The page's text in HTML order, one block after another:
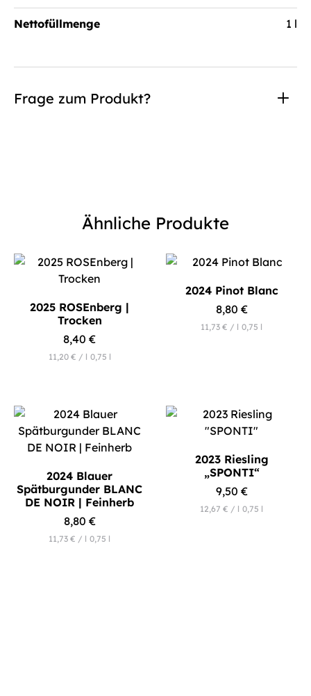
Nettofüllmenge 1 l
Frage zum Produkt?
Ähnliche Produkte
2025 ROSEnberg |
Trocken
8,40 €
11,20 € / l 0,75 l
2024 Pinot Blanc
8,80 €
11,73 € / l 0,75 l
2024 Blauer
Spätburgunder BLANC
DE NOIR | Feinherb
8,80 €
11,73 € / l 0,75 l
2023 Riesling
„SPONTI“
9,50 €
12,67 € / l 0,75 l